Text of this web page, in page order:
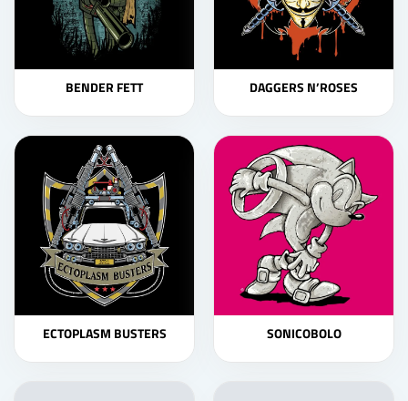
BENDER FETT DAGGERS N’ROSES
ECTOPLASM BUSTERS SONICOBOLO